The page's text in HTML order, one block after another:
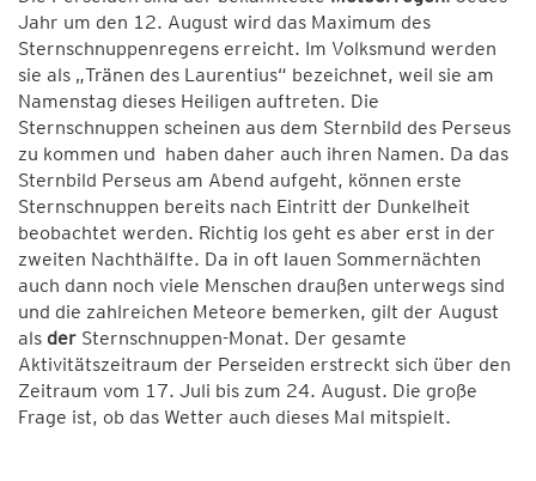
Jahr um den 12. August wird das Maximum des
Sternschnuppenregens erreicht. Im Volksmund werden
sie als „Tränen des Laurentius“ bezeichnet, weil sie am
Namenstag dieses Heiligen auftreten. Die
Sternschnuppen scheinen aus dem Sternbild des Perseus
zu kommen und haben daher auch ihren Namen. Da das
Sternbild Perseus am Abend aufgeht, können erste
Sternschnuppen bereits nach Eintritt der Dunkelheit
beobachtet werden. Richtig los geht es aber erst in der
zweiten Nachthälfte. Da in oft lauen Sommernächten
auch dann noch viele Menschen draußen unterwegs sind
und die zahlreichen Meteore bemerken, gilt der August
als der Sternschnuppen-Monat. Der gesamte
Aktivitätszeitraum der Perseiden erstreckt sich über den
Zeitraum vom 17. Juli bis zum 24. August. Die große
Frage ist, ob das Wetter auch dieses Mal mitspielt.